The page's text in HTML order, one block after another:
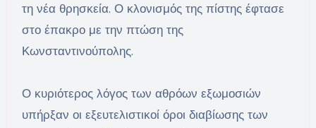
τη νέα θρησκεία. Ο κλονισμός της πίστης έφτασε
στο έπακρο με την πτώση της
Κωνσταντινούπολης.
Ο κυριότερος λόγος των αθρόων εξωμοσιών
υπήρξαν οι εξευτελιστικοί όροι διαβίωσης των